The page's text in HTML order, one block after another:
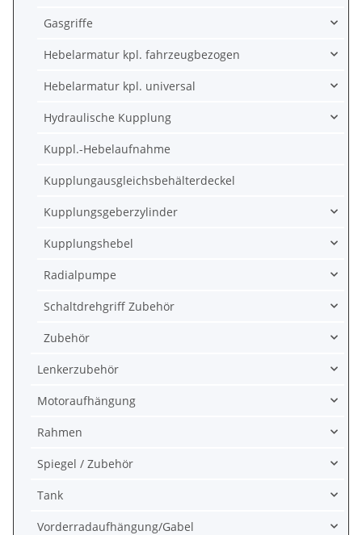
Gasgriffe
Hebelarmatur kpl. fahrzeugbezogen
Hebelarmatur kpl. universal
Hydraulische Kupplung
Kuppl.-Hebelaufnahme
Kupplungausgleichsbehälterdeckel
Kupplungsgeberzylinder
Kupplungshebel
Radialpumpe
Schaltdrehgriff Zubehör
Zubehör
Lenkerzubehör
Motoraufhängung
Rahmen
Spiegel / Zubehör
Tank
Vorderradaufhängung/Gabel